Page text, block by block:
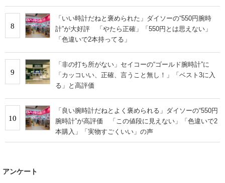
8
「いい時計だねと褒められた」ダイソーの“550円腕時
計”が大好評 「やたら正確」「550円とは思えない」
「色違いで2本持ってる」
9
「非の打ち所がない」セイコーの“ゴールド腕時計”に
「カッコいい、正確、言うこと無し！」「ベスト3に入
る」と高評価
10
「良い腕時計だねとよく褒められる」ダイソーの“550円
腕時計”が高評価 「この値段に見えない」「色違いで2
本購入」「実物すごくいい」の声
アンケート